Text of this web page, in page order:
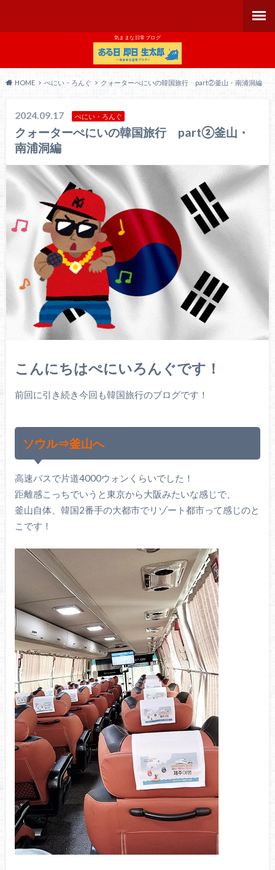
気ままな日常ブログ
HOME ぺにい・ろんぐ クォーターぺにいの韓国旅行 part②釜山・南浦洞編
2024.09.17 ぺにい・ろんぐ
クォーターぺにいの韓国旅行 part②釜山・
南浦洞編
こんにちはぺにいろんぐです！
前回に引き続き今回も韓国旅行のブログです！
ソウル⇒釜山へ
高速バスで片道4000ウォンくらいでした！
距離感こっちでいうと東京から大阪みたいな感じで、
釜山自体、韓国2番手の大都市でリゾート都市って感じのと
こです！